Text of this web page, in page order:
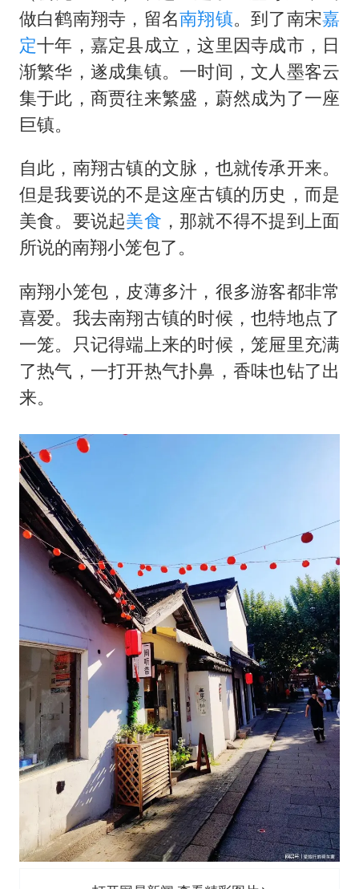
做白鹤南翔寺，留名南翔镇。到了南宋嘉
定十年，嘉定县成立，这里因寺成市，日
渐繁华，遂成集镇。一时间，文人墨客云
集于此，商贾往来繁盛，蔚然成为了一座
巨镇。
自此，南翔古镇的文脉，也就传承开来。
但是我要说的不是这座古镇的历史，而是
美食。要说起美食 ，那就不得不提到上面
所说的南翔小笼包了。
南翔小笼包，皮薄多汁，很多游客都非常
喜爱。我去南翔古镇的时候，也特地点了
一笼。只记得端上来的时候，笼屉里充满
了热气，一打开热气扑鼻，香味也钻了出
来。